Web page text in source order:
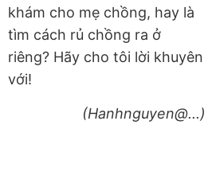
khám cho mẹ chồng, hay là
tìm cách rủ chồng ra ở
riêng? Hãy cho tôi lời khuyên
với!
(Hanhnguyen@...)